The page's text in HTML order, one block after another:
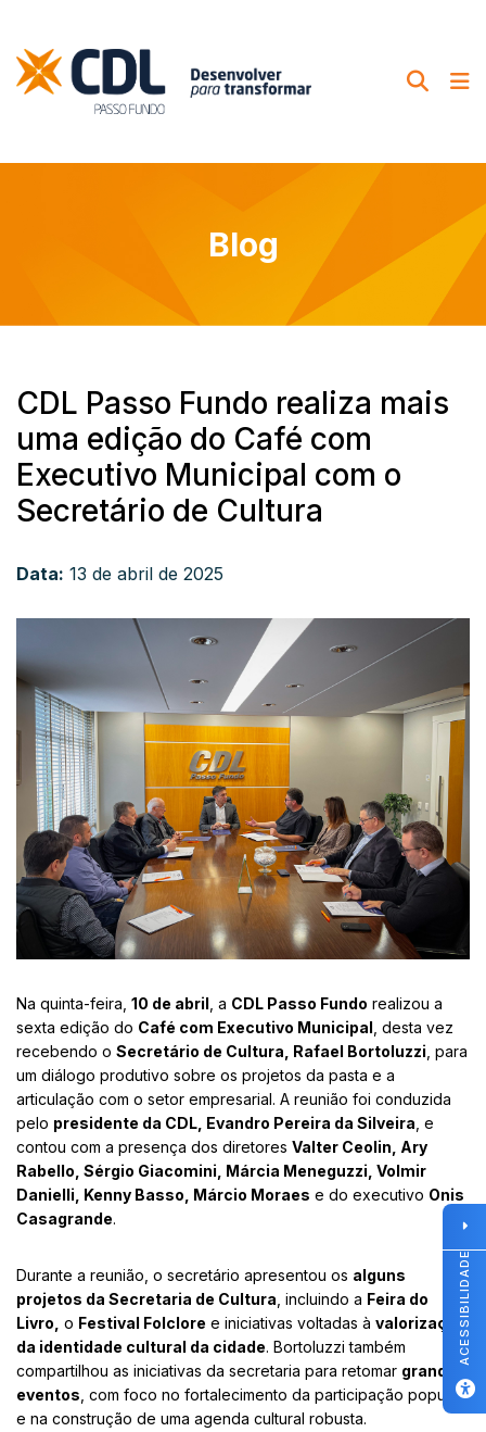
Blog
CDL Passo Fundo realiza mais
uma edição do Café com
Executivo Municipal com o
Secretário de Cultura
Data: 13 de abril de 2025
Na quinta-feira, 10 de abril , a CDL Passo Fundo realizou a
sexta edição do Café com Executivo Municipal , desta vez
recebendo o Secretário de Cultura, Rafael Bortoluzzi , para
um diálogo produtivo sobre os projetos da pasta e a
articulação com o setor empresarial. A reunião foi conduzida
pelo presidente da CDL, Evandro Pereira da Silveira , e
contou com a presença dos diretores Valter Ceolin, Ary
Rabello, Sérgio Giacomini, Márcia Meneguzzi, Volmir
Danielli, Kenny Basso, Márcio Moraes e do executivo Onis
Casagrande.
Durante a reunião, o secretário apresentou os alguns
projetos da Secretaria de Cultura , incluindo a Feira do
Livro, o Festival Folclore e iniciativas voltadas à valorização
da identidade cultural da cidade. Bortoluzzi também
compartilhou as iniciativas da secretaria para retomar grandes
eventos , com foco no fortalecimento da participação popular
e na construção de uma agenda cultural robusta.
ACESSIBILIDADE